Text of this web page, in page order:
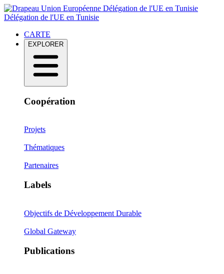
Délégation de l'UE en Tunisie
Délégation de l'UE en Tunisie
CARTE
EXPLORER
Coopération
Projets
Thématiques
Partenaires
Labels
Objectifs de Développement Durable
Global Gateway
Publications